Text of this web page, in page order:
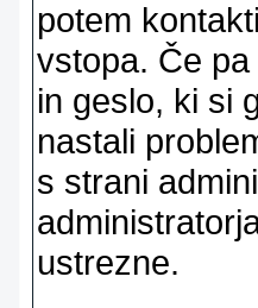
potem
vstopa. Če
in geslo, ki si
nastali
s strani
ustrezne.